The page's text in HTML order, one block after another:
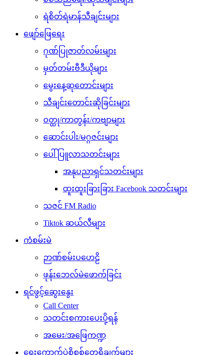
ရဲစိတ်ရဲမာန်သီချင်းများ
ဖျော်ဖြေရေး
ဂုဏ်ပြုဇာတ်လမ်းများ
မှတ်တမ်းဗီဒီယိုများ
မွေးနေ့ဆုတောင်းများ
သီချင်းတောင်းဆိုခြင်းများ
ဝတ္ထု/ကာတွန်း/ကဗျာများ
ဆောင်းပါး/မဂ္ဂဇင်းများ
ပေါ်ပြူလာသတင်းများ
အနုပညာရှင်သတင်းများ
ထူးထူးခြားခြား Facebook သတင်းများ
သဇင် FM Radio
Tiktok ဆယ်လီများ
ကံစမ်းမဲ
ဉာဏ်စမ်းပဟေဠိ
ဖုန်းဘေလ်မဲဖောက်ခြင်း
ရင်ဖွင့်ဆွေးနွေး
Call Center
သတင်းစကားပေးပို့ရန်
အမေး/အဖြေကဏ္ဍ
ရွေးကောက်ပွဲစိစစ်တွေ့ရှိချက်များ